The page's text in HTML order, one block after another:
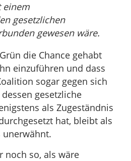
einem
gesetzlichen
gewesen wäre.
die Chance gehabt
einzuführen und dass
sogar gegen sich
gesetzliche
als Zugeständnis
hat, bleibt als
unerwähnt.
noch so, als wäre